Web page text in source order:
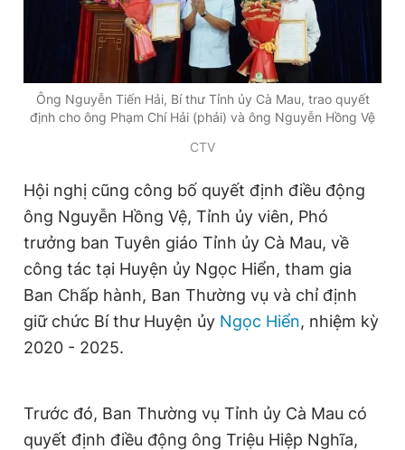
Tổng biên tập: Nguyễn Ngọc Toàn
Phó tổng biên tập thường trực: Hải Thành
Phó tổng biên tập: Lâm Hiếu Dũng
Phó tổng biên tập: Trần Việt Hưng
Tổng thư ký tòa soạn: Đức Trung
Giấy phép xuất bản số 110/GP - BTTTT cấp ngày 24.3.2020
chép dưới mọi hình thức nếu không có sự chấp thuận bằng văn
Ông Nguyễn Tiến Hải, Bí thư Tỉnh ủy Cà Mau, trao quyết
định cho ông Phạm Chí Hải (phải) và ông Nguyễn Hồng Vệ
CTV
Hội nghị cũng công bố quyết định điều động
ông Nguyễn Hồng Vệ, Tỉnh ủy viên, Phó
trưởng ban Tuyên giáo Tỉnh ủy Cà Mau, về
công tác tại Huyện ủy Ngọc Hiển, tham gia
Ban Chấp hành, Ban Thường vụ và chỉ định
giữ chức Bí thư Huyện ủy Ngọc Hiển, nhiệm kỳ
2020 - 2025.
Trước đó, Ban Thường vụ Tỉnh ủy Cà Mau có
quyết định điều động ông Triệu Hiệp Nghĩa,